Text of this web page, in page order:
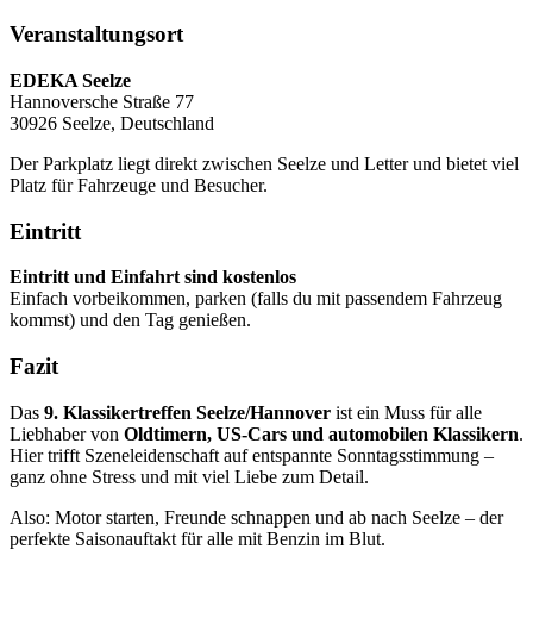
Veranstaltungsort
EDEKA Seelze
Hannoversche Straße 77
30926 Seelze, Deutschland
Der Parkplatz liegt direkt zwischen Seelze und Letter und bietet viel
Platz für Fahrzeuge und Besucher.
Eintritt
Eintritt und Einfahrt sind kostenlos
Einfach vorbeikommen, parken (falls du mit passendem Fahrzeug
kommst) und den Tag genießen.
Fazit
Das 9. Klassikertreffen Seelze/Hannover ist ein Muss für alle
Liebhaber von Oldtimern, US-Cars und automobilen Klassikern.
Hier trifft Szeneleidenschaft auf entspannte Sonntagsstimmung –
ganz ohne Stress und mit viel Liebe zum Detail.
Also: Motor starten, Freunde schnappen und ab nach Seelze – der
perfekte Saisonauftakt für alle mit Benzin im Blut.